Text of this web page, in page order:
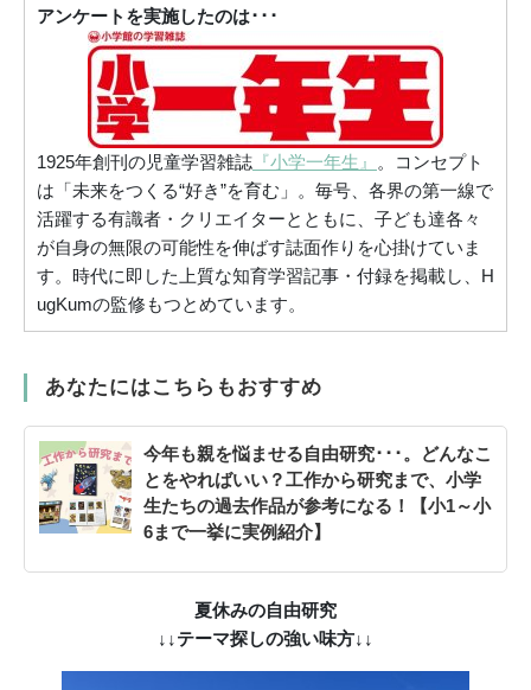
アンケートを実施したのは･･･
1925年創刊の児童学習雑誌 『小学一年生』
。コンセプト
は「未来をつくる“好き”を育む」。毎号、各界の第一線で
活躍する有識者・クリエイターとともに、子ども達各々
が自身の無限の可能性を伸ばす誌面作りを心掛けていま
す。時代に即した上質な知育学習記事・付録を掲載し、H
ugKumの監修もつとめています。
あなたにはこちらもおすすめ
今年も親を悩ませる自由研究･･･。どんなこ
とをやればいい？工作から研究まで、小学
生たちの過去作品が参考になる！【小1～小
6まで一挙に実例紹介】
夏休みの自由研究
↓↓テーマ探しの強い味方↓↓